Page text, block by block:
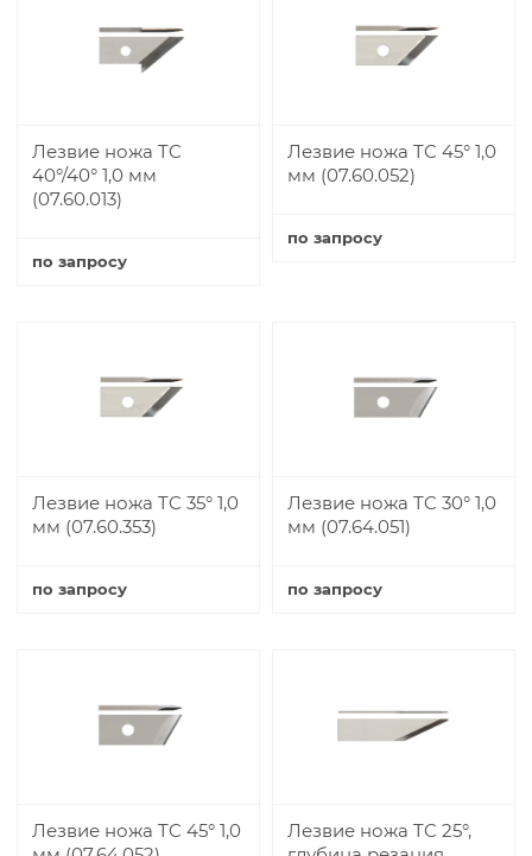
Лезвие ножа TC
40°/40° 1,0 мм
(07.60.013)
по запросу
Лезвие ножа TC 45° 1,0
мм (07.60.052)
по запросу
Лезвие ножа TC 35° 1,0
мм (07.60.353)
по запросу
Лезвие ножа TC 30° 1,0
мм (07.64.051)
по запросу
Лезвие ножа TC 45° 1,0
Лезвие ножа TC 25°,